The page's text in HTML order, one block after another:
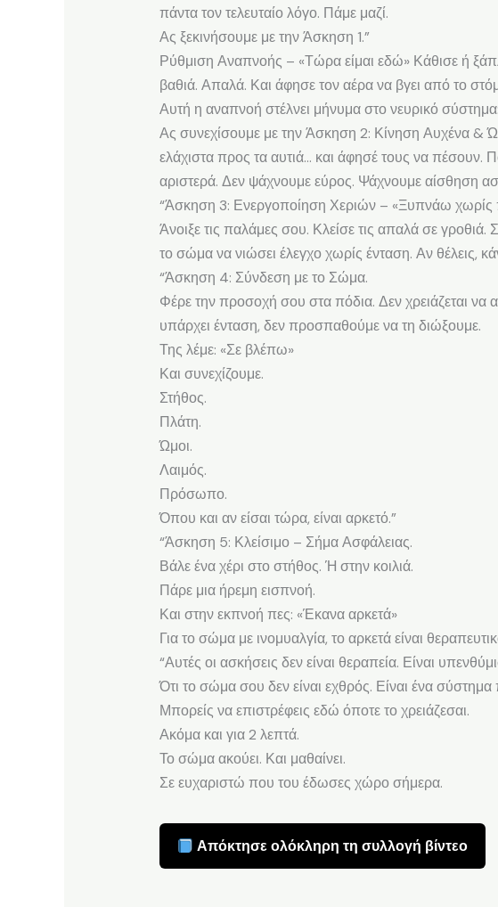
πάντα τον τελευταίο λόγο. Πάμε μαζί.
Ας ξεκινήσουμε με την Άσκηση 1.”
Ρύθμιση Αναπνοής – «Τώρα είμαι εδώ» Κάθισε ή
βαθιά. Απαλά. Και άφησε τον αέρα να βγει από το
Αυτή η αναπνοή στέλνει μήνυμα στο νευρικό
Ας συνεχίσουμε με την Άσκηση 2: Κίνηση Αυχένα &
ελάχιστα προς τα αυτιά… και άφησέ τους να πέσουν.
αριστερά. Δεν ψάχνουμε εύρος. Ψάχνουμε αίσθηση
“Άσκηση 3: Ενεργοποίηση Χεριών – «Ξυπνάω χωρίς
Άνοιξε τις παλάμες σου. Κλείσε τις απαλά σε
το σώμα να νιώσει έλεγχο χωρίς ένταση. Αν θέλεις,
“Άσκηση 4: Σύνδεση με το Σώμα.
Φέρε την προσοχή σου στα πόδια. Δεν χρειάζεται να
υπάρχει ένταση, δεν προσπαθούμε να τη διώξουμε.
Της λέμε: «Σε βλέπω»
Και συνεχίζουμε.
Στήθος.
Πλάτη.
Ώμοι.
Λαιμός.
Πρόσωπο.
Όπου και αν είσαι τώρα, είναι αρκετό.”
“Άσκηση 5: Κλείσιμο – Σήμα Ασφάλειας.
Βάλε ένα χέρι στο στήθος. Ή στην κοιλιά.
Πάρε μια ήρεμη εισπνοή.
Και στην εκπνοή πες: «Έκανα αρκετά»
Για το σώμα με ινομυαλγία, το αρκετά είναι
“Αυτές οι ασκήσεις δεν είναι θεραπεία. Είναι
Ότι το σώμα σου δεν είναι εχθρός. Είναι ένα
Μπορείς να επιστρέφεις εδώ όποτε το χρειάζεσαι.
Ακόμα και για 2 λεπτά.
Το σώμα ακούει. Και μαθαίνει.
Σε ευχαριστώ που του έδωσες χώρο σήμερα.
Απόκτησε ολόκληρη τη συλλογή βίντεο